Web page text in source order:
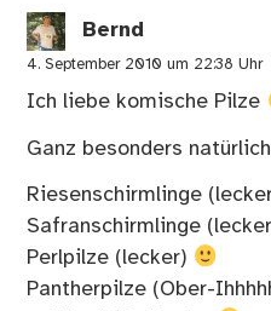
Bernd
4. September 2010 um 22:38 Uhr
Ich liebe komische Pilze
Ganz besonders
Riesenschirmlinge
Safranschirmlinge
Perlpilze (lecker)
Pantherpilze (Ober-